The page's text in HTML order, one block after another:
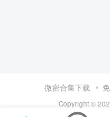
微密合集下载
Copyright ©